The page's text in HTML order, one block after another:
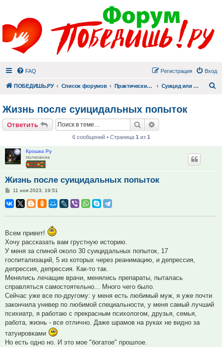
FAQ Вход
Регистрация
ПОБЕДИШЬ.РУ Список форумов Практический раздел Суицид или Жизнь. Они сделали свой выбор
Жизнь после суицидальных попыток
Ответить Поиск
6 сообщений • Страница 1 из 1
Крошка Ру
полковник
Жизнь после суицидальных попыток
Сообщение
11 ноя 2023, 19:51
Всем привет!
Хочу рассказать вам грустную историю.
У меня за спиной около 30 суицидальных попыток, 17
госпитализаций, 5 из которых через реанимацию, и депрессия,
депрессия, депрессия. Как-то так.
Менялись лечащие врачи, менялись препараты, пыталась
справляться самостоятельно... Много чего было.
Сейчас уже все по-другому: у меня есть любимый муж, я уже почти
закончила универ по любимой специальности, у меня самый лучший
психиатр, я работаю с прекрасным психологом, друзья, семья,
работа, жизнь - все отлично. Даже шрамов на руках не видно за
татуировками
Но есть одно но. И это мое "богатое" прошлое.